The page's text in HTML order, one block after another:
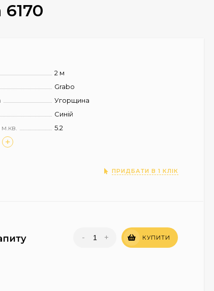
2 м
Grabo
Угорщина
Синій
5.2
ПРИДБАТИ В 1 КЛІК
- + КУПИТИ